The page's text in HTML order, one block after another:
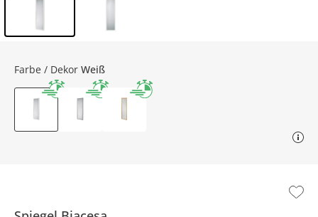
Farbe / Dekor Weiß